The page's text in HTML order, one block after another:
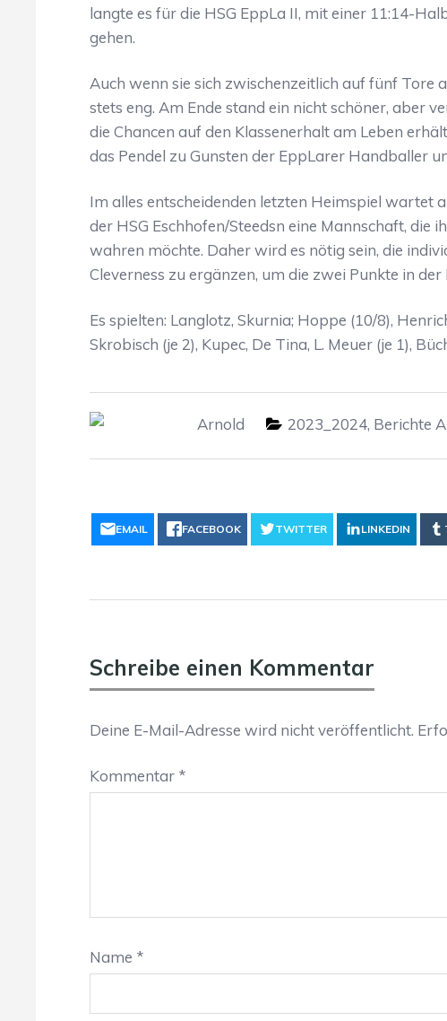
langte es für die HSG EppLa II, mit einer 11:14-
gehen.
Auch wenn sie sich zwischenzeitlich auf fünf Tore
stets eng. Am Ende stand ein nicht schöner, aber
die Chancen auf den Klassenerhalt am Leben
das Pendel zu Gunsten der EppLarer Handballer
Im alles entscheidenden letzten Heimspiel wartet
der HSG Eschhofen/Steedsn eine Mannschaft, die
wahren möchte. Daher wird es nötig sein, die
Cleverness zu ergänzen, um die zwei Punkte in
Es spielten: Langlotz, Skurnia; Hoppe (10/8),
Skrobisch (je 2), Kupec, De Tina, L. Meuer (je 1),
Arnold 2023_2024, Berichte
EMAIL FACEBOOK TWITTER LINKEDIN
Schreibe einen Kommentar
Deine E-Mail-Adresse wird nicht veröffentlicht.
Kommentar *
Name *